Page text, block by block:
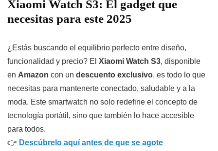
Xiaomi Watch S3: El gadget que
necesitas para este 2025
¿Estás buscando el equilibrio perfecto entre diseño,
funcionalidad y precio? El Xiaomi Watch S3, disponible
en Amazon con un descuento exclusivo, es todo lo que
necesitas para mantenerte conectado, saludable y a la
moda. Este smartwatch no solo redefine el concepto de
tecnología portátil, sino que también lo hace accesible
para todos.
👉 Descúbrelo aquí antes de que se agote